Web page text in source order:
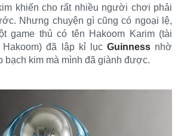
khiến cho rất nhiều người chơi phải
Nhưng chuyện gì cũng có ngoại lệ,
game thủ có tên Hakoom Karim (tài
Hakoom) đã lập kỉ lục Guinnessnhờ
bạch kim mà mình đã giành được.